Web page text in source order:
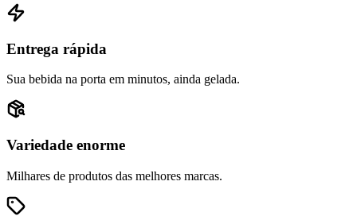
Entrega rápida
Sua bebida na porta em minutos, ainda gelada.
Variedade enorme
Milhares de produtos das melhores marcas.